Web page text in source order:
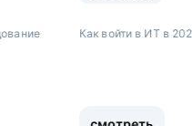
войти в ИТ в 2024 году